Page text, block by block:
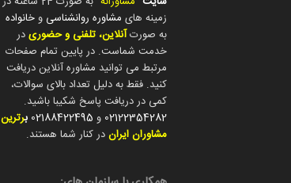
زمینه های مشاوره روانشناسی و خانواده
به صورتآنلاین، تلفنی و حضوریدر
خدمت شماست. در پایین تمام صفحات
مرتبط می توانید مشاوره آنلاین دریافت
کنید. فقط به دلیل تعداد بالای سوالات،
کمی در دریافت پاسخ شکیبا باشید.
02122354282 و 02188422495 برترین
مشاوران ایراندر کنار شما هستند.